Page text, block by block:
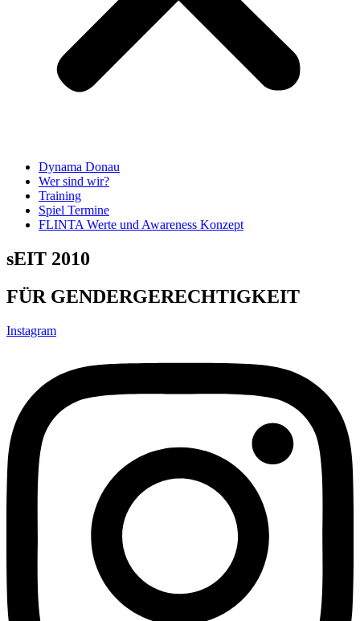
Dynama Donau
Wer sind wir?
Training
Spiel Termine
FLINTA Werte und Awareness Konzept
sEIT 2010
FÜR GENDERGERECHTIGKEIT
Instagram